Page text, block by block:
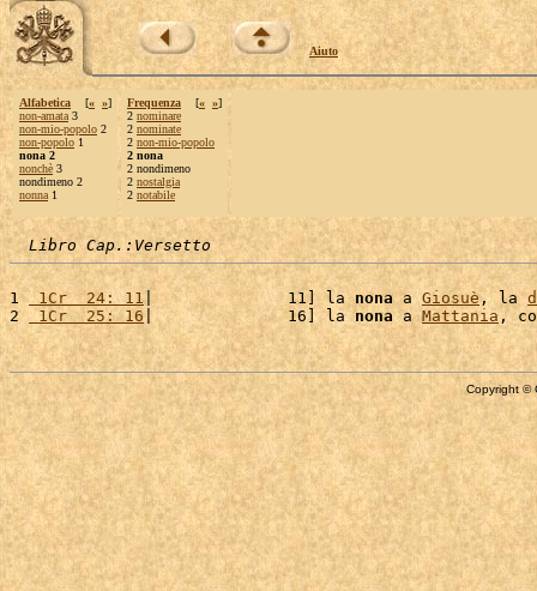
Aiuto
Alfabetica [« »]
non-amata 3
non-mio-popolo 2
non-popolo 1
nona 2
nonchè 3
nondimeno 2
nonna 1
Frequenza [« »]
2 nominare
2 nominate
2 non-mio-popolo
2 nona
2 nondimeno
2 nostalgia
2 notabile
Libro Cap.:Versetto
1 1Cr  24: 11|              11] la nona a Giosuè , la
2
1Cr  25: 16 |              16] la nona a Mattania,
Copyright ©